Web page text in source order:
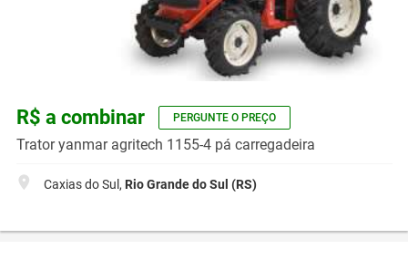
R$ a combinar PERGUNTE O PREÇO
Trator yanmar agritech 1155-4 pá carregadeira
Caxias do Sul, Rio Grande do Sul (RS)